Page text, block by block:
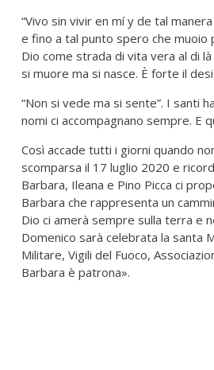
“Vivo sin vivir en mí y de tal
e fino a tal punto spero che muoio
Dio come strada di vita vera al di
si muore ma si nasce. È forte il
“Non si vede ma si sente”. I santi
nomi ci accompagnano sempre. E
Così accade tutti i giorni quando
scomparsa il 17 luglio 2020 e
Barbara, Ileana e Pino Picca ci
Barbara che rappresenta un
Dio ci amerà sempre sulla terra e
Domenico sarà celebrata la santa
Militare, Vigili del Fuoco,
Barbara è patrona».